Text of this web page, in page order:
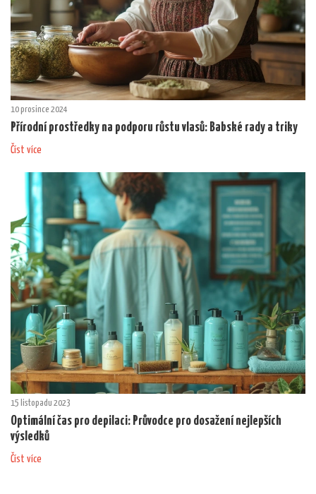
10 prosince 2024
Přírodní prostředky na podporu růstu vlasů: Babské rady a triky
Číst více
15 listopadu 2023
Optimální čas pro depilaci: Průvodce pro dosažení nejlepších
výsledků
Číst více